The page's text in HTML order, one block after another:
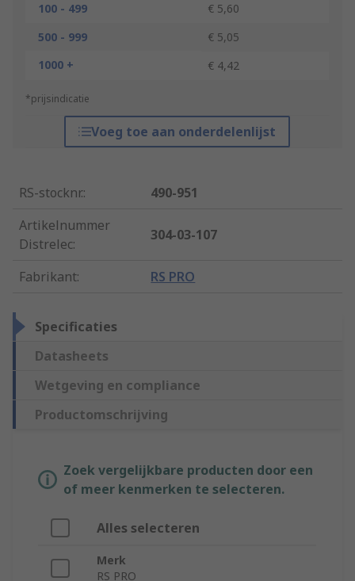
100 - 499
€ 5,60
500 - 999
€ 5,05
1000 +
€ 4,42
*prijsindicatie
Voeg toe aan onderdelenlijst
RS-stocknr.:
490-951
Artikelnummer
Distrelec:
304-03-107
Fabrikant: RS PRO
Specificaties
Datasheets
Wetgeving en compliance
Productomschrijving
Zoek vergelijkbare producten door een
of meer kenmerken te selecteren.
Alles selecteren
Merk
RS PRO